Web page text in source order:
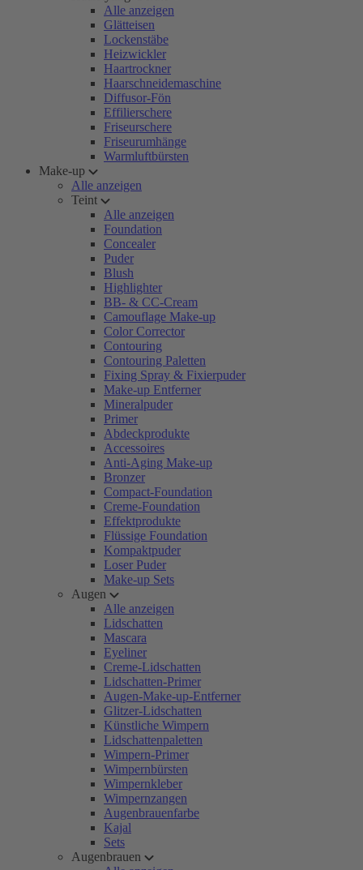
Alle anzeigen
Glätteisen
Lockenstäbe
Heizwickler
Haartrockner
Haarschneidemaschine
Diffusor-Fön
Effilierschere
Friseurschere
Friseurumhänge
Warmluftbürsten
Make-up
Alle anzeigen
Teint
Alle anzeigen
Foundation
Concealer
Puder
Blush
Highlighter
BB- & CC-Cream
Camouflage Make-up
Color Corrector
Contouring
Contouring Paletten
Fixing Spray & Fixierpuder
Make-up Entferner
Mineralpuder
Primer
Abdeckprodukte
Accessoires
Anti-Aging Make-up
Bronzer
Compact-Foundation
Creme-Foundation
Effektprodukte
Flüssige Foundation
Kompaktpuder
Loser Puder
Make-up Sets
Augen
Alle anzeigen
Lidschatten
Mascara
Eyeliner
Creme-Lidschatten
Lidschatten-Primer
Augen-Make-up-Entferner
Glitzer-Lidschatten
Künstliche Wimpern
Lidschattenpaletten
Wimpern-Primer
Wimpernbürsten
Wimpernkleber
Wimpernzangen
Augenbrauenfarbe
Kajal
Sets
Augenbrauen